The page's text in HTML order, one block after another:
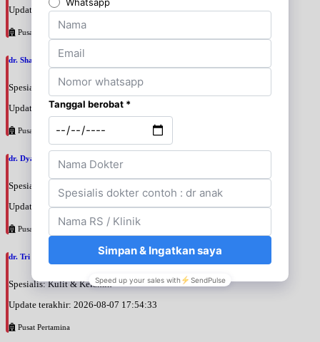
Update terakhir: 2026-08-07 18:00:56
Pusat Pertamina
dr. Shakti Indraprasta, SpKK
Spesialis: Kulit & Kelamin
Update terakhir: 2026-08-07 17:57:56
Pusat Pertamina
dr. Dyah Ayu Savitri, SpKK
Spesialis: Kulit & Kelamin
Update terakhir: 2026-08-07 17:56:19
Pusat Pertamina
dr. Tri wilujeng, SpKK
Spesialis: Kulit & Kelamin
Update terakhir: 2026-08-07 17:54:33
Pusat Pertamina